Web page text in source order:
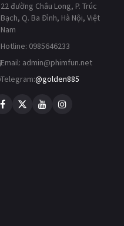
22 đường Châu Long, P. Trúc
Bạch, Q. Ba Đình, Hà Nội, Việt
Nam
Hotline: 0985646233
Email: admin@phimfun.net
Telegram:@golden885